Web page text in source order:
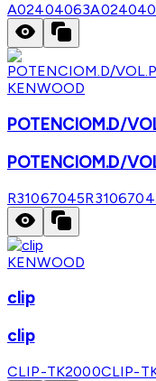
A02404063
KENWOOD
POTENCIOM.D/
POTENCIOM.D/
R31067045
KENWOOD
clip
clip
CLIP-TK2000CLIP-